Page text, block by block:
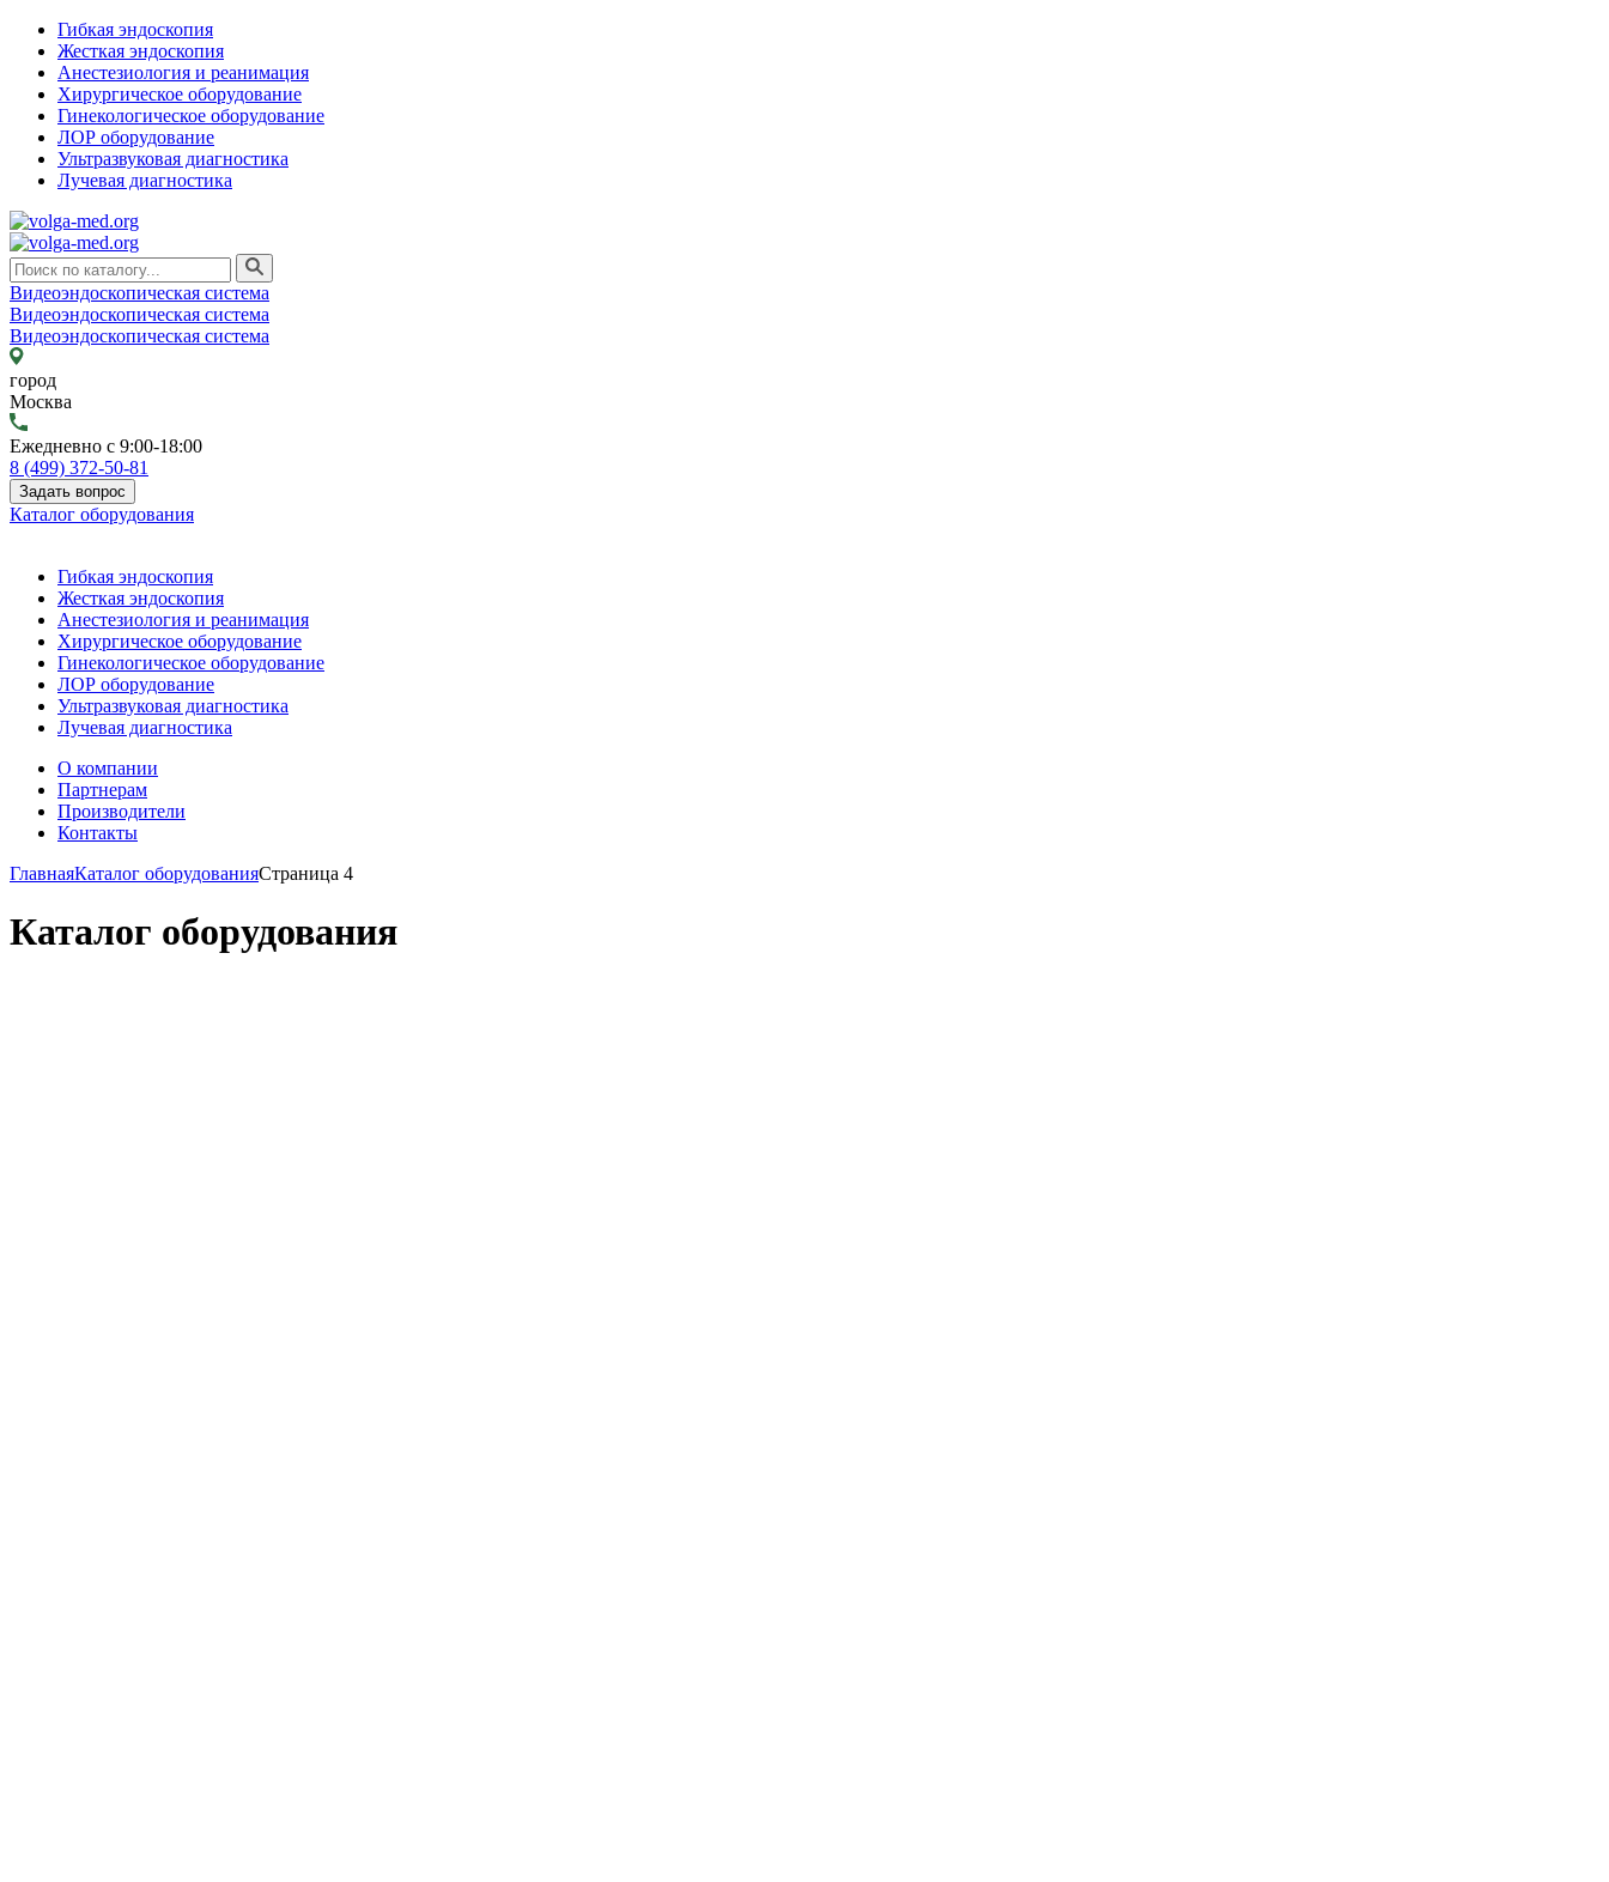
Гибкая эндоскопия
Жесткая эндоскопия
Анестезиология и реанимация
Хирургическое оборудование
Гинекологическое оборудование
ЛОР оборудование
Ультразвуковая диагностика
Лучевая диагностика
Видеоэндоскопическая система
Видеоэндоскопическая система
Видеоэндоскопическая система
город
Москва
Ежедневно с 9:00-18:00
8 (499) 372-50-81
Задать вопрос
Каталог оборудования
Гибкая эндоскопия
Жесткая эндоскопия
Анестезиология и реанимация
Хирургическое оборудование
Гинекологическое оборудование
ЛОР оборудование
Ультразвуковая диагностика
Лучевая диагностика
О компании
Партнерам
Производители
Контакты
ГлавнаяКаталог оборудованияСтраница 4
Каталог оборудования